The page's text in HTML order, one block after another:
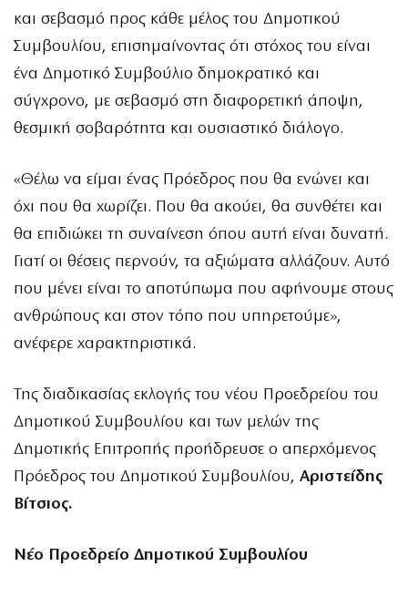
και σεβασμό προς κάθε μέλος του Δημοτικού
Συμβουλίου, επισημαίνοντας ότι στόχος του είναι
ένα Δημοτικό Συμβούλιο δημοκρατικό και
σύγχρονο, με σεβασμό στη διαφορετική άποψη,
θεσμική σοβαρότητα και ουσιαστικό διάλογο.
«Θέλω να είμαι ένας Πρόεδρος που θα ενώνει και
όχι που θα χωρίζει. Που θα ακούει, θα συνθέτει και
θα επιδιώκει τη συναίνεση όπου αυτή είναι δυνατή.
Γιατί οι θέσεις περνούν, τα αξιώματα αλλάζουν. Αυτό
που μένει είναι το αποτύπωμα που αφήνουμε στους
ανθρώπους και στον τόπο που υπηρετούμε»,
ανέφερε χαρακτηριστικά.
Της διαδικασίας εκλογής του νέου Προεδρείου του
Δημοτικού Συμβουλίου και των μελών της
Δημοτικής Επιτροπής προήδρευσε ο απερχόμενος
Πρόεδρος του Δημοτικού Συμβουλίου, Αριστείδης
Βίτσιος.
Νέο Προεδρείο Δημοτικού Συμβουλίου